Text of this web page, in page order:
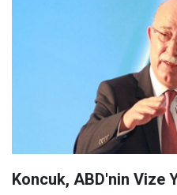
Koncuk, ABD'nin Vize